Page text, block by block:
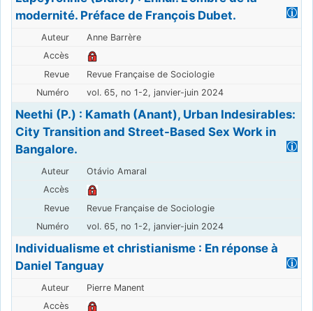
modernité. Préface de François Dubet.
Anne Barrère
Revue Française de Sociologie
vol. 65, no 1-2, janvier-juin 2024
Neethi (P.) : Kamath (Anant), Urban Indesirables:
City Transition and Street-Based Sex Work in
Bangalore.
Otávio Amaral
Revue Française de Sociologie
vol. 65, no 1-2, janvier-juin 2024
Individualisme et christianisme : En réponse à
Daniel Tanguay
Pierre Manent